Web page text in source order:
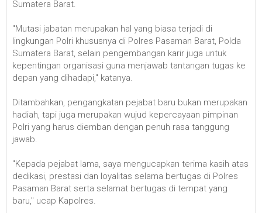
Sumatera Barat.
"Mutasi jabatan merupakan hal yang biasa terjadi di
lingkungan Polri khususnya di Polres Pasaman Barat, Polda
Sumatera Barat, selain pengembangan karir juga untuk
kepentingan organisasi guna menjawab tantangan tugas ke
depan yang dihadapi," katanya.
Ditambahkan, pengangkatan pejabat baru bukan merupakan
hadiah, tapi juga merupakan wujud kepercayaan pimpinan
Polri yang harus diemban dengan penuh rasa tanggung
jawab.
"Kepada pejabat lama, saya mengucapkan terima kasih atas
dedikasi, prestasi dan loyalitas selama bertugas di Polres
Pasaman Barat serta selamat bertugas di tempat yang
baru," ucap Kapolres.